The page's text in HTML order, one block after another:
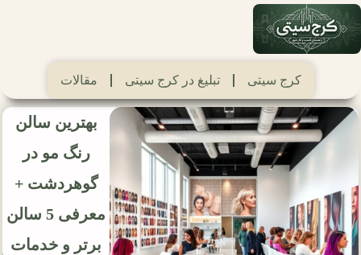
کرج سیتی تبلیغ در کرج سیتی مقالات
بهترین سالن
رنگ مو در
گوهردشت +
معرفی 5 سالن
برتر و خدمات